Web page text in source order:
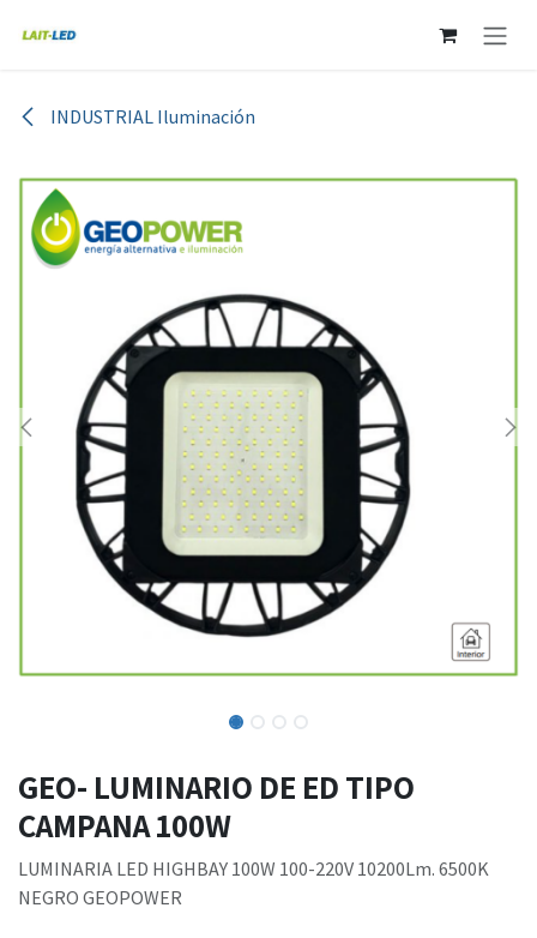
INDUSTRIAL Iluminación
GEO- LUMINARIO DE ED TIPO
CAMPANA 100W
LUMINARIA LED HIGHBAY 100W 100-220V 10200Lm. 6500K
NEGRO GEOPOWER